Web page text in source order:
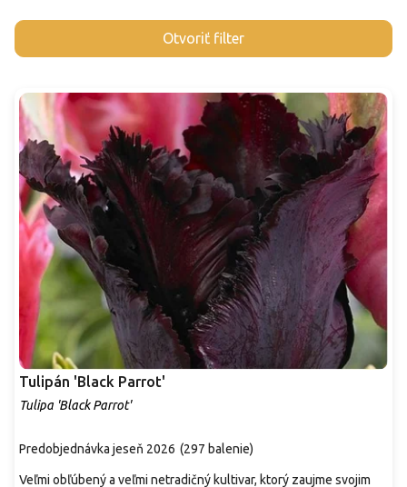
Otvoriť filter
V
ý
s
p
r
o
d
u
k
t
o
v
Tulipán 'Black Parrot'
Tulipa 'Black Parrot'
Predobjednávka jeseň 2026 (297 balenie)
Veľmi obľúbený a veľmi netradičný kultivar, ktorý zaujme svojim